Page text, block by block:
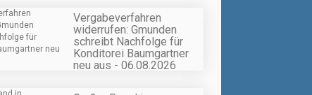
Vergabeverfahren
widerrufen: Gmunden
schreibt Nachfolge für
Konditorei Baumgartner
neu aus - 06.08.2026